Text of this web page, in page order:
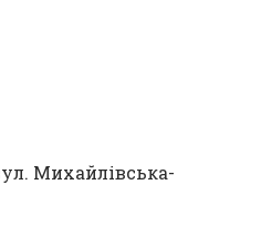
Михайлівська-